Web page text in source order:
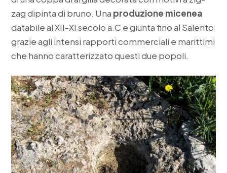
zag dipinta di bruno. Una produzione micenea
databile al XII-XI secolo a.C e giunta fino al Salento
grazie agli intensi rapporti commerciali e marittimi
che hanno caratterizzato questi due popoli.